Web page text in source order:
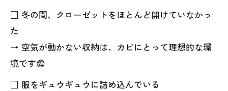
□ 冬の間、クローゼットをほとんど開けていなかっ
た
→ 空気が動かない収納は、カビにとって理想的な環
境です😨
□ 服をギュウギュウに詰め込んでいる